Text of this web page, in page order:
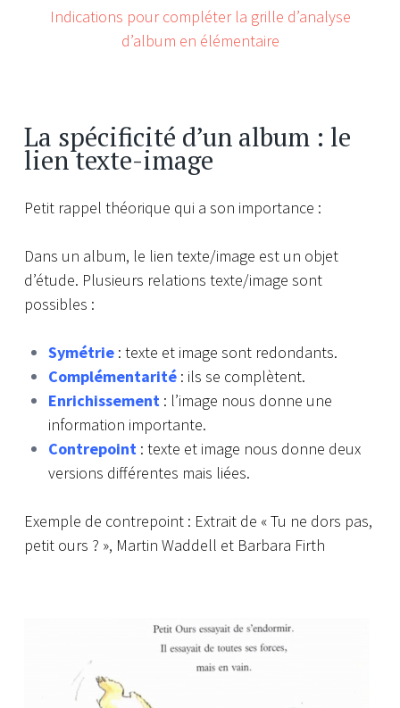
Indications pour compléter la grille d’analyse
d’album en élémentaire
La spécificité d’un album : le
lien texte-image
Petit rappel théorique qui a son importance :
Dans un album, le lien texte/image est un objet
d’étude. Plusieurs relations texte/image sont
possibles :
Symétrie : texte et image sont redondants.
Complémentarité : ils se complètent.
Enrichissement : l’image nous donne une
information importante.
Contrepoint : texte et image nous donne deux
versions différentes mais liées.
Exemple de contrepoint : Extrait de « Tu ne dors pas,
petit ours ? », Martin Waddell et Barbara Firth